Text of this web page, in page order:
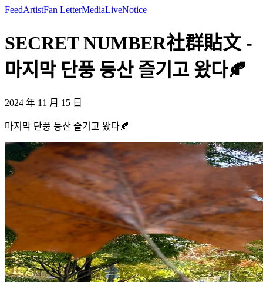
FeedArtistFan LetterMediaLiveNotice
SECRET NUMBER社群貼文 -
마지막 단풍 등산 즐기고 왔다🍂
2024 年 11 月 15 日
마지막 단풍 등산 즐기고 왔다🍂